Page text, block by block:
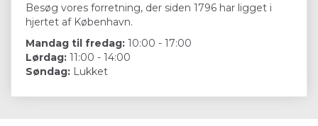
Besøg vores forretning, der siden 1796 har ligget i
hjertet af København.
Mandag til fredag: 10:00 - 17:00
Lørdag: 11:00 - 14:00
Søndag: Lukket